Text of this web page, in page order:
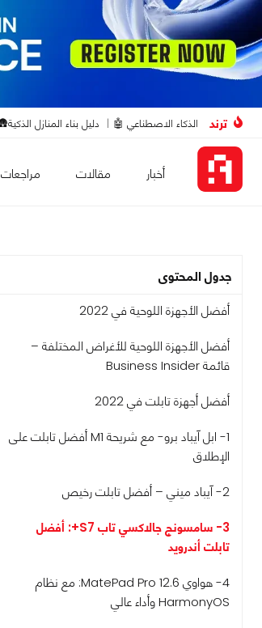
ترند الذكاء الاصطناعي 🤖 دليل بناء المنازل الذكية🛖
أخبار مقالات مراجعات
جدول المحتوى
أفضل الأجهزة اللوحية في 2022
أفضل الأجهزة اللوحية للأغراض المختلفة –
قائمة Business Insider
أفضل أجهزة تابلت في 2022
1- ابل آيباد برو- مع شريحة M1 أفضل تابلت على
الإطلاق
2- آيباد ميني – أفضل تابلت رخيص
3- سامسونج جالاكسي تاب S7+: أفضل
تابلت أندرويد
4- هواوي MatePad Pro 12.6: مع نظام
HarmonyOS وأداء عالي